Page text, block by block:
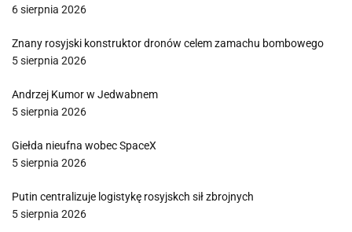
6 sierpnia 2026
Znany rosyjski konstruktor dronów celem zamachu bombowego
5 sierpnia 2026
Andrzej Kumor w Jedwabnem
5 sierpnia 2026
Giełda nieufna wobec SpaceX
5 sierpnia 2026
Putin centralizuje logistykę rosyjskch sił zbrojnych
5 sierpnia 2026